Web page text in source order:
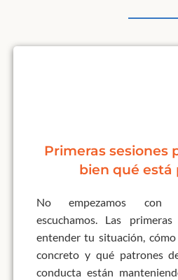
Primeras sesiones
bien qué está
No empezamos con
escuchamos. Las
entender tu situación,
concreto y qué patrones
conducta están